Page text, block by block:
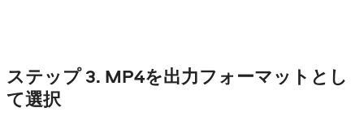
ステップ 3. MP4を出力フォーマットとし
て選択